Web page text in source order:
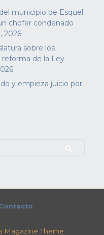
municipio de Esquel
chofer condenado
2026
sobre los
reforma de la Ley
y empieza juicio por
Magazine Theme